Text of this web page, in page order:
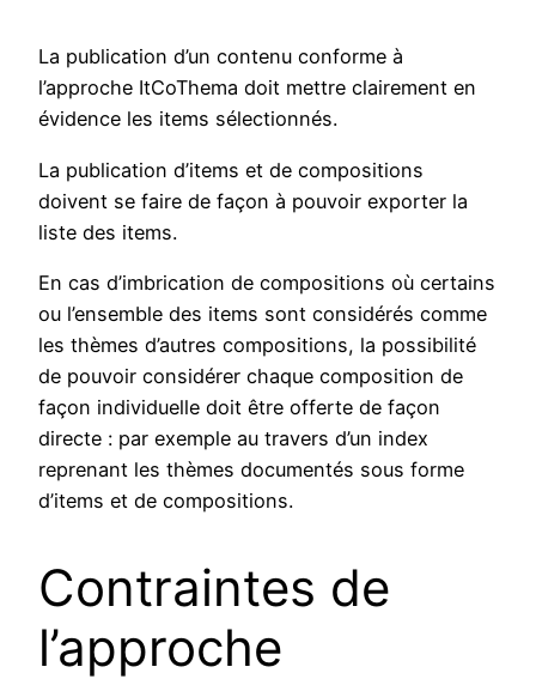
La publication d’un contenu conforme à
l’approche ItCoThema doit mettre clairement en
évidence les items sélectionnés.
La publication d’items et de compositions
doivent se faire de façon à pouvoir exporter la
liste des items.
En cas d’imbrication de compositions où certains
ou l’ensemble des items sont considérés comme
les thèmes d’autres compositions, la possibilité
de pouvoir considérer chaque composition de
façon individuelle doit être offerte de façon
directe : par exemple au travers d’un index
reprenant les thèmes documentés sous forme
d’items et de compositions.
Contraintes de
l’approche